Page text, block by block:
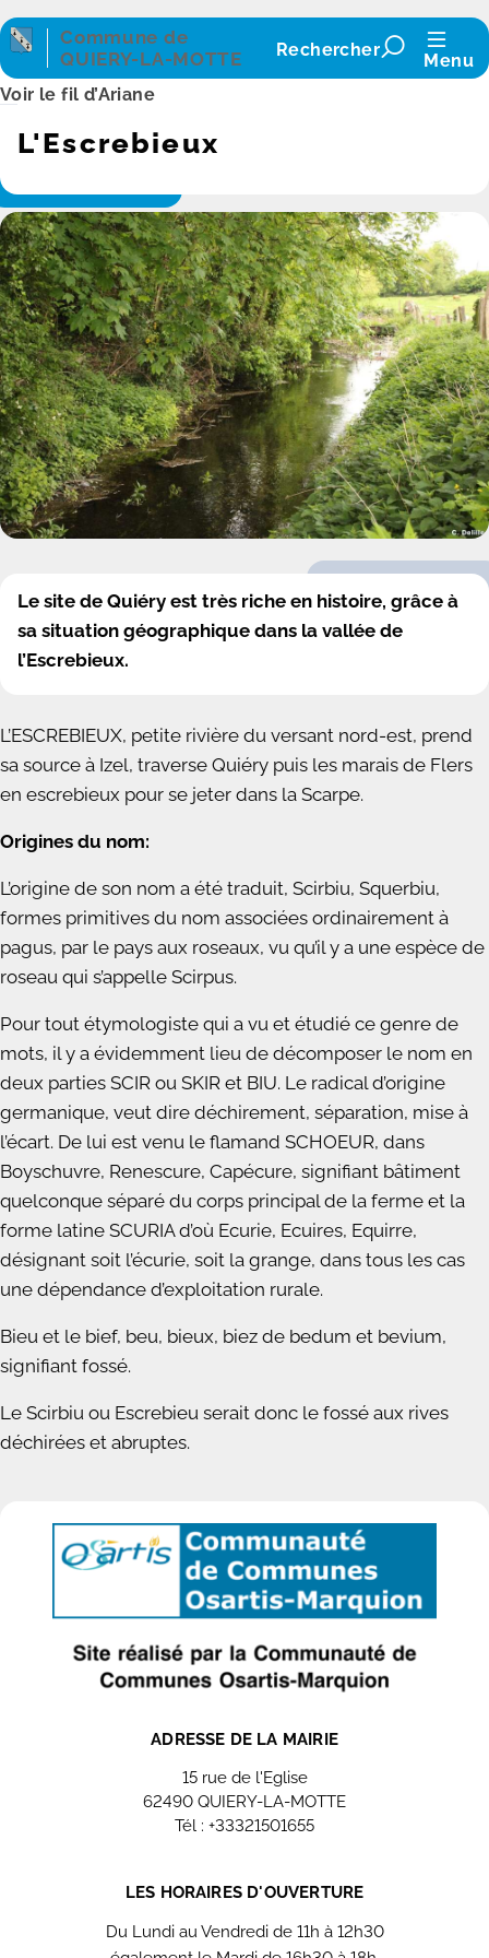
Panneau de gestion des cookies
Commune de
QUIERY-LA-MOTTE
Rechercher
Menu
Voir le fil d’Ariane
L'Escrebieux
Le site de Quiéry est très riche en histoire, grâce à
sa situation géographique dans la vallée de
l’Escrebieux.
L’ESCREBIEUX, petite rivière du versant nord-est, prend
sa source à Izel, traverse Quiéry puis les marais de Flers
en escrebieux pour se jeter dans la Scarpe.
Origines du nom:
L’origine de son nom a été traduit, Scirbiu, Squerbiu,
formes primitives du nom associées ordinairement à
pagus, par le pays aux roseaux, vu qu’il y a une espèce de
roseau qui s’appelle Scirpus.
Pour tout étymologiste qui a vu et étudié ce genre de
mots, il y a évidemment lieu de décomposer le nom en
deux parties SCIR ou SKIR et BIU. Le radical d’origine
germanique, veut dire déchirement, séparation, mise à
l’écart. De lui est venu le flamand SCHOEUR, dans
Boyschuvre, Renescure, Capécure, signifiant bâtiment
quelconque séparé du corps principal de la ferme et la
forme latine SCURIA d’où Ecurie, Ecuires, Equirre,
désignant soit l’écurie, soit la grange, dans tous les cas
une dépendance d’exploitation rurale.
Bieu et le bief, beu, bieux, biez de bedum et bevium,
signifiant fossé.
Le Scirbiu ou Escrebieu serait donc le fossé aux rives
déchirées et abruptes.
ADRESSE DE LA MAIRIE
15 rue de l'Eglise
62490 QUIERY-LA-MOTTE
Tél : +33321501655
LES HORAIRES D'OUVERTURE
Du Lundi au Vendredi de 11h à 12h30